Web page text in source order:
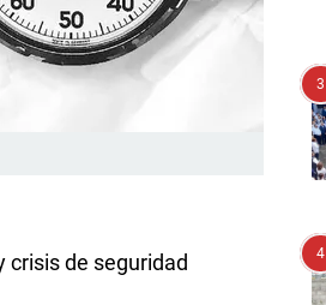
crisis de seguridad
3
4